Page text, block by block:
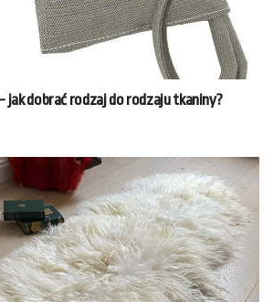
jak dobrać rodzaj do rodzaju tkaniny?